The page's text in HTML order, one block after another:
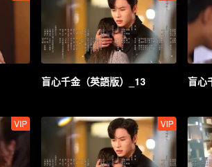
盲心千金（英語版）_13 盲心
VIP VIP